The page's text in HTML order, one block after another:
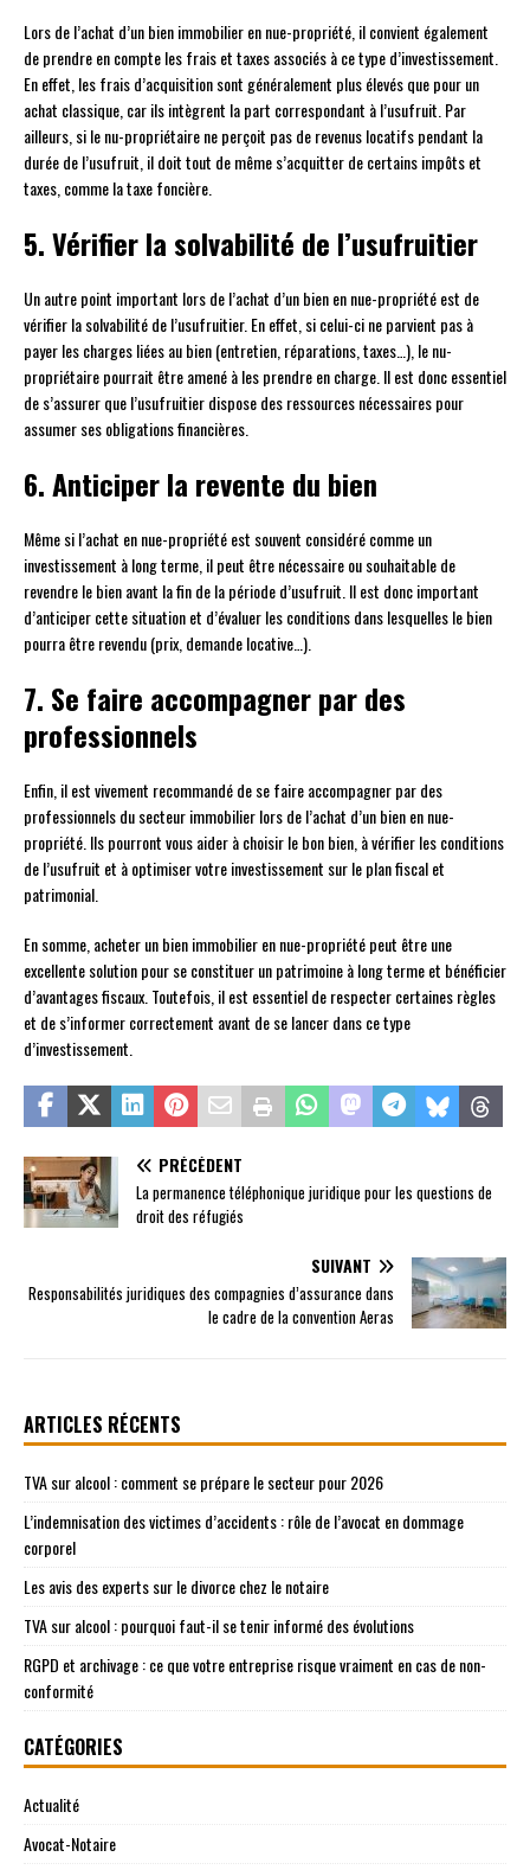
Lors de l’achat d’un bien immobilier en nue-propriété, il convient également
de prendre en compte les frais et taxes associés à ce type d’investissement.
En effet, les frais d’acquisition sont généralement plus élevés que pour un
achat classique, car ils intègrent la part correspondant à l’usufruit. Par
ailleurs, si le nu-propriétaire ne perçoit pas de revenus locatifs pendant la
durée de l’usufruit, il doit tout de même s’acquitter de certains impôts et
taxes, comme la taxe foncière.
5. Vérifier la solvabilité de l’usufruitier
Un autre point important lors de l’achat d’un bien en nue-propriété est de
vérifier la solvabilité de l’usufruitier. En effet, si celui-ci ne parvient pas à
payer les charges liées au bien (entretien, réparations, taxes…), le nu-
propriétaire pourrait être amené à les prendre en charge. Il est donc essentiel
de s’assurer que l’usufruitier dispose des ressources nécessaires pour
assumer ses obligations financières.
6. Anticiper la revente du bien
Même si l’achat en nue-propriété est souvent considéré comme un
investissement à long terme, il peut être nécessaire ou souhaitable de
revendre le bien avant la fin de la période d’usufruit. Il est donc important
d’anticiper cette situation et d’évaluer les conditions dans lesquelles le bien
pourra être revendu (prix, demande locative…).
7. Se faire accompagner par des
professionnels
Enfin, il est vivement recommandé de se faire accompagner par des
professionnels du secteur immobilier lors de l’achat d’un bien en nue-
propriété. Ils pourront vous aider à choisir le bon bien, à vérifier les conditions
de l’usufruit et à optimiser votre investissement sur le plan fiscal et
patrimonial.
En somme, acheter un bien immobilier en nue-propriété peut être une
excellente solution pour se constituer un patrimoine à long terme et bénéficier
d’avantages fiscaux. Toutefois, il est essentiel de respecter certaines règles
et de s’informer correctement avant de se lancer dans ce type
d’investissement.
PRÉCÉDENT
La permanence téléphonique juridique pour les questions de
droit des réfugiés
SUIVANT
Responsabilités juridiques des compagnies d’assurance dans
le cadre de la convention Aeras
ARTICLES RÉCENTS
TVA sur alcool : comment se prépare le secteur pour 2026
L’indemnisation des victimes d’accidents : rôle de l’avocat en dommage
corporel
Les avis des experts sur le divorce chez le notaire
TVA sur alcool : pourquoi faut-il se tenir informé des évolutions
RGPD et archivage : ce que votre entreprise risque vraiment en cas de non-
conformité
CATÉGORIES
Actualité
Avocat-Notaire